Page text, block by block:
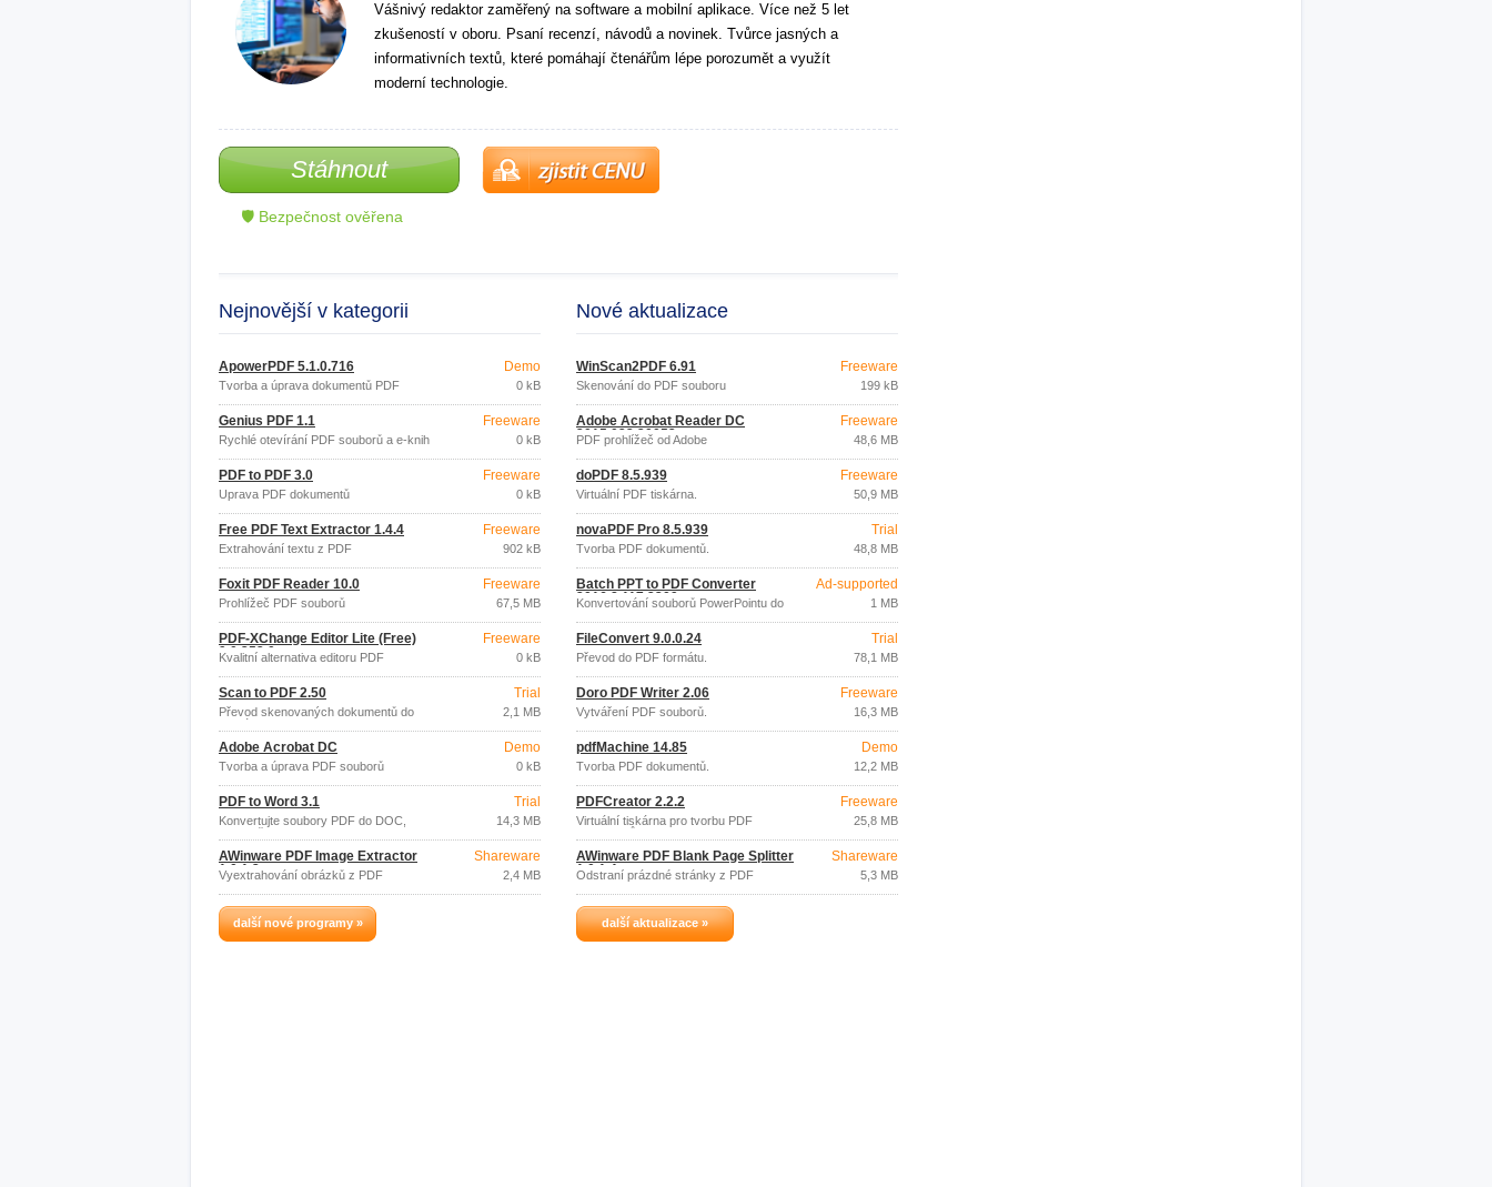
Vášnivý redaktor zaměřený na software a mobilní aplikace. Více než 5 let
zkušeností v oboru. Psaní recenzí, návodů a novinek. Tvůrce jasných a
informativních textů, které pomáhají čtenářům lépe porozumět a využít
moderní technologie.
Stáhnout
🛡 Bezpečnost ověřena
Nejnovější v kategorii
ApowerPDF 5.1.0.716
Tvorba a úprava dokumentů PDF
Demo
0 kB
Genius PDF 1.1
Rychlé otevírání PDF souborů a e-knih
Freeware
0 kB
PDF to PDF 3.0
Úprava PDF dokumentů
Freeware
0 kB
Free PDF Text Extractor 1.4.4
Extrahování textu z PDF
Freeware
902 kB
Foxit PDF Reader 10.0
Prohlížeč PDF souborů
Freeware
67,5 MB
PDF-XChange Editor Lite (Free)
9.0.352.0
Kvalitní alternativa editoru PDF
Freeware
0 kB
Scan to PDF 2.50
Převod skenovaných dokumentů do
formátu PDF
Trial
2,1 MB
Adobe Acrobat DC
Tvorba a úprava PDF souborů
Demo
0 kB
PDF to Word 3.1
Konvertujte soubory PDF do DOC,
DOCX či RTF
Trial
14,3 MB
AWinware PDF Image Extractor
1.0.1.3
Vyextrahování obrázků z PDF
Shareware
2,4 MB
další nové programy »
Nové aktualizace
WinScan2PDF 6.91
Skenování do PDF souboru
Freeware
199 kB
Adobe Acrobat Reader DC
2015.023.20053
PDF prohlížeč od Adobe
Freeware
48,6 MB
doPDF 8.5.939
Virtuální PDF tiskárna.
Freeware
50,9 MB
novaPDF Pro 8.5.939
Tvorba PDF dokumentů.
Trial
48,8 MB
Batch PPT to PDF Converter
2016.8.117.2309
Konvertování souborů PowerPointu do
Ad-supported
1 MB
FileConvert 9.0.0.24
Převod do PDF formátu.
Trial
78,1 MB
Doro PDF Writer 2.06
Vytváření PDF souborů.
Freeware
16,3 MB
pdfMachine 14.85
Tvorba PDF dokumentů.
Demo
12,2 MB
PDFCreator 2.2.2
Virtuální tiskárna pro tvorbu PDF
dokumentů.
Freeware
25,8 MB
AWinware PDF Blank Page Splitter
1.0.1.4
Odstraní prázdné stránky z PDF
Shareware
5,3 MB
další aktualizace »